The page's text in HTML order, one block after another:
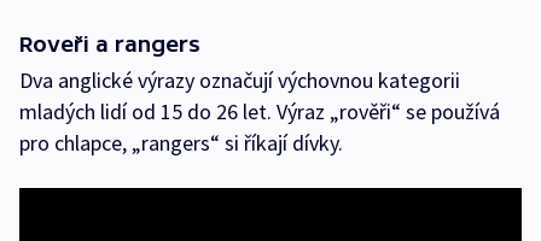
Roveři a rangers
Dva anglické výrazy označují výchovnou kategorii
mladých lidí od 15 do 26 let. Výraz „rověři“ se používá
pro chlapce, „rangers“ si říkají dívky.